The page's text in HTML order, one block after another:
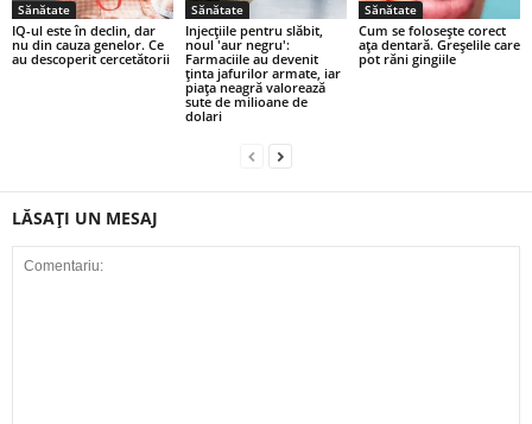
Sănătate
IQ-ul este în declin, dar
nu din cauza genelor. Ce
au descoperit cercetătorii
Sănătate
Injecțiile pentru slăbit,
noul 'aur negru':
Farmaciile au devenit
ținta jafurilor armate, iar
piața neagră valorează
sute de milioane de
dolari
Sănătate
Cum se folosește corect
ața dentară. Greșelile care
pot răni gingiile
LĂSAȚI UN MESAJ